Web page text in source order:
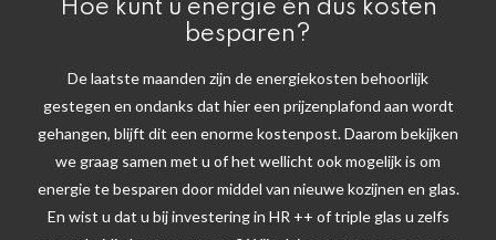
Hoe kunt u energie én dus kosten
besparen?
De laatste maanden zijn de energiekosten behoorlijk
gestegen en ondanks dat hier een prijzenplafond aan wordt
gehangen, blijft dit een enorme kostenpost. Daarom bekijken
we graag samen met u of het wellicht ook mogelijk is om
energie te besparen door middel van nieuwe kozijnen en glas.
En wist u dat u bij investering in HR ++ of triple glas u zelfs